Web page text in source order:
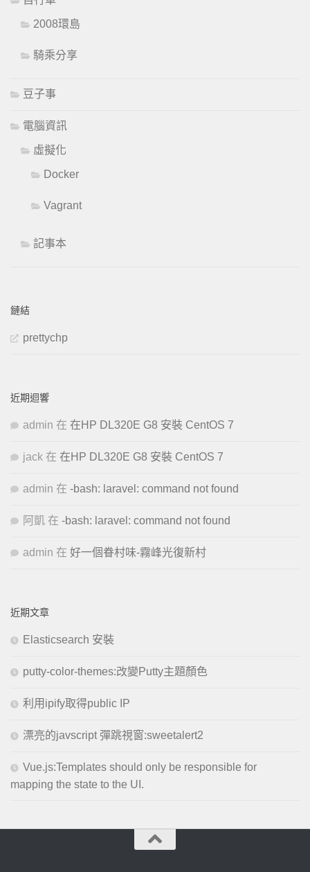
2008環島
騎乘分享
豆子事
電腦資訊
虛擬化
Docker
Vagrant
記事本
鏈結
prettychp
近期迴響
admin 在 在HP DL320E G8 安裝 CentOS 7
jack 在 在HP DL320E G8 安裝 CentOS 7
admin 在 -bash: laravel: command not found
阿凱 在 -bash: laravel: command not found
admin 在 好一個眷村味-霧峰光復新村
近期文章
Elasticsearch 安裝
putty-color-themes:改變Putty主題顏色
利用ipify取得public IP
漂亮的javscript 彈跳視窗:sweetalert2
Vue.js:Templates should only be responsible for
mapping the state to the UI.